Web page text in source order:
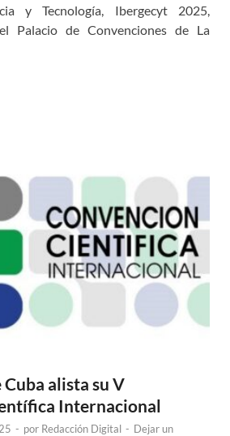
y Tecnología, Ibergecyt 2025,
Palacio de Convenciones de La
alista su V
Internacional
- por Redacción Digital - Dejar un